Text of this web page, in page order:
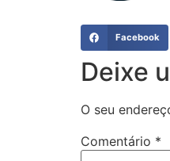
Facebook
Deixe
O seu
Comentário *